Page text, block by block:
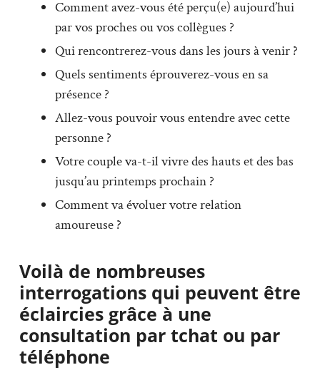
Comment avez-vous été perçu(e) aujourd’hui
par vos proches ou vos collègues ?
Qui rencontrerez-vous dans les jours à venir ?
Quels sentiments éprouverez-vous en sa
présence ?
Allez-vous pouvoir vous entendre avec cette
personne ?
Votre couple va-t-il vivre des hauts et des bas
jusqu’au printemps prochain ?
Comment va évoluer votre relation
amoureuse ?
Voilà de nombreuses
interrogations qui peuvent être
éclaircies grâce à une
consultation par tchat ou par
téléphone